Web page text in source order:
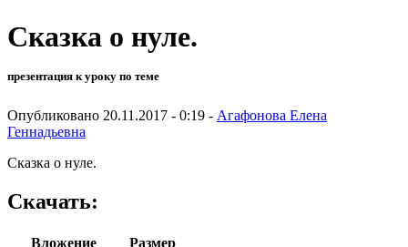
Сказка о нуле.
презентация к уроку по теме
Опубликовано 20.11.2017 - 0:19 - Агафонова Елена
Геннадьевна
Сказка о нуле.
Скачать:
Вложение
Размер